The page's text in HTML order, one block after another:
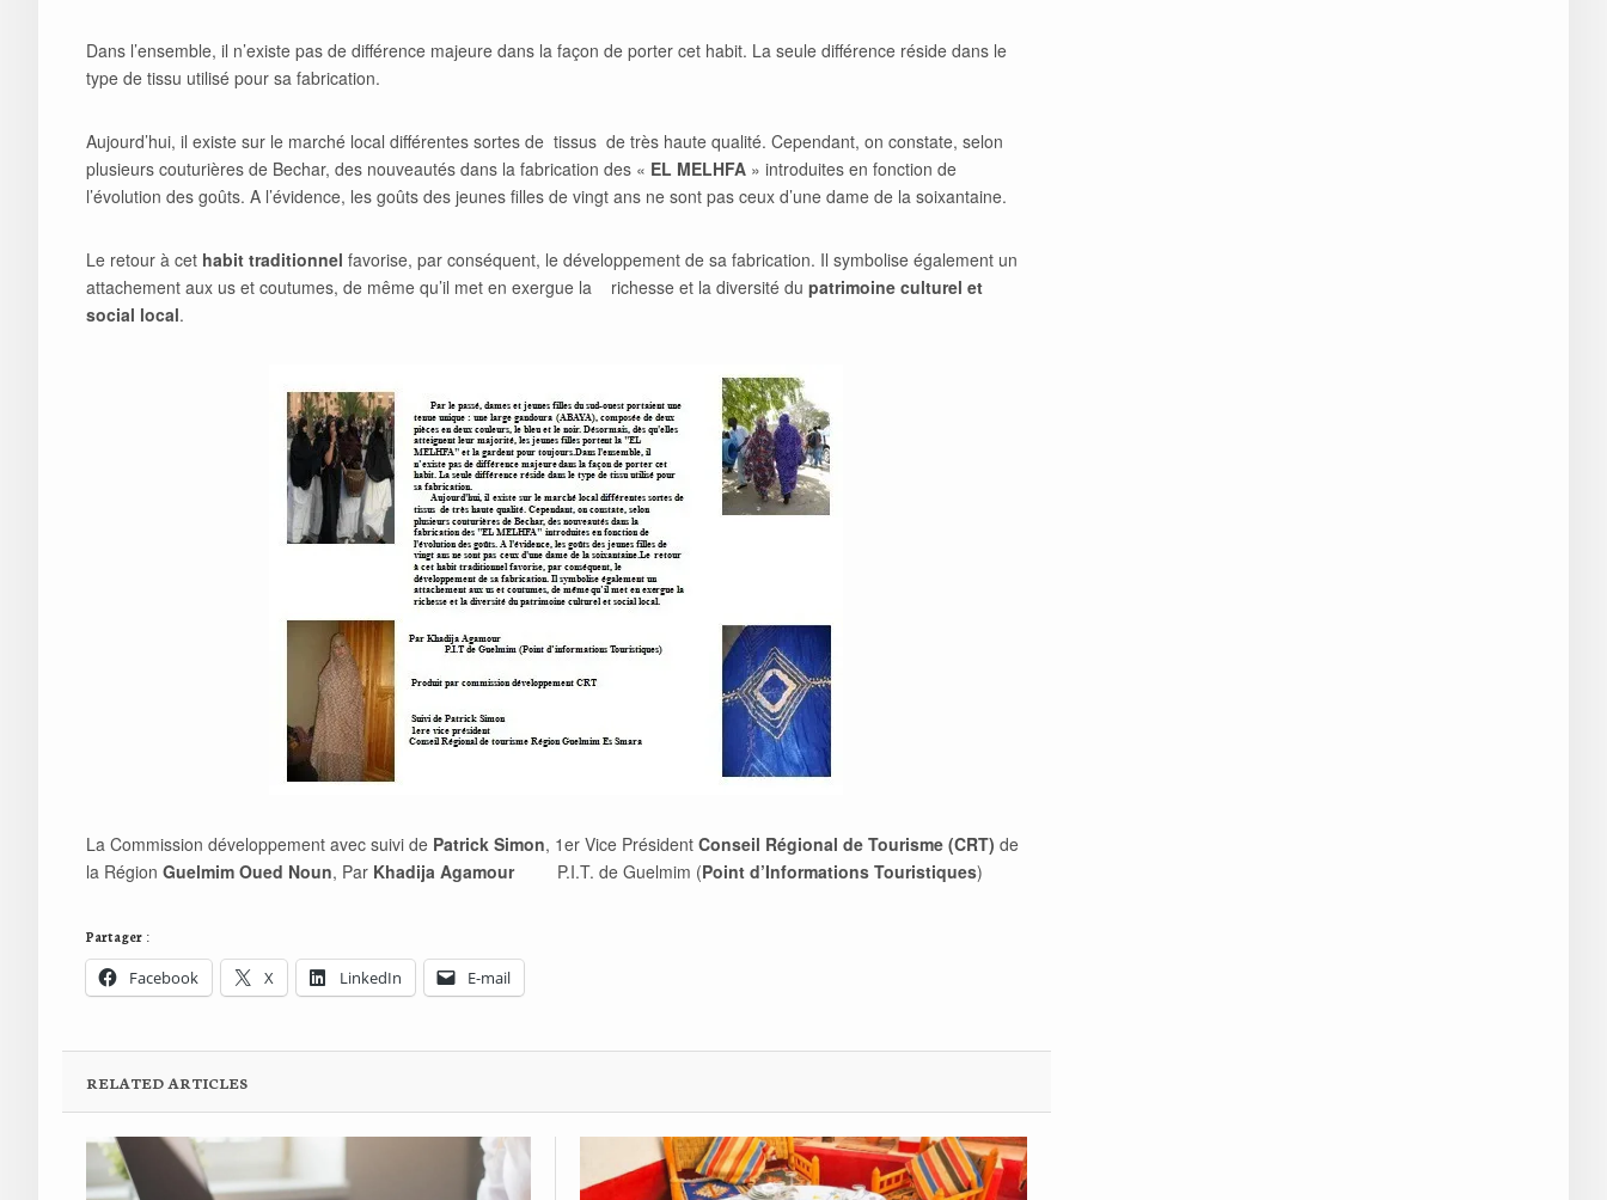
Dans l’ensemble, il n’existe pas de différence majeure dans la façon de porter cet habit. La seule différence réside dans le
type de tissu utilisé pour sa fabrication.
Aujourd’hui, il existe sur le marché local différentes sortes de tissus de très haute qualité. Cependant, on constate, selon
plusieurs couturières de Bechar, des nouveautés dans la fabrication des « EL MELHFA » introduites en fonction de
l’évolution des goûts. A l’évidence, les goûts des jeunes filles de vingt ans ne sont pas ceux d’une dame de la soixantaine.
Le retour à cet habit traditionnel favorise, par conséquent, le développement de sa fabrication. Il symbolise également un
attachement aux us et coutumes, de même qu’il met en exergue la richesse et la diversité du patrimoine culturel et
social local.
La Commission développement avec suivi de Patrick Simon, 1er Vice Président Conseil Régional de Tourisme (CRT) de
la Région Guelmim Oued Noun, Par Khadija AgamourP.I.T. de Guelmim (Point d’Informations Touristiques)
Partager :
Facebook X LinkedIn E-mail
RELATED ARTICLES